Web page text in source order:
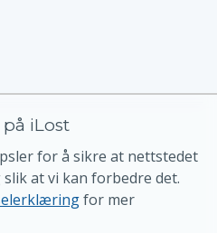
iLost
for å sikre at nettstedet
at vi kan forbedre det.
for mer